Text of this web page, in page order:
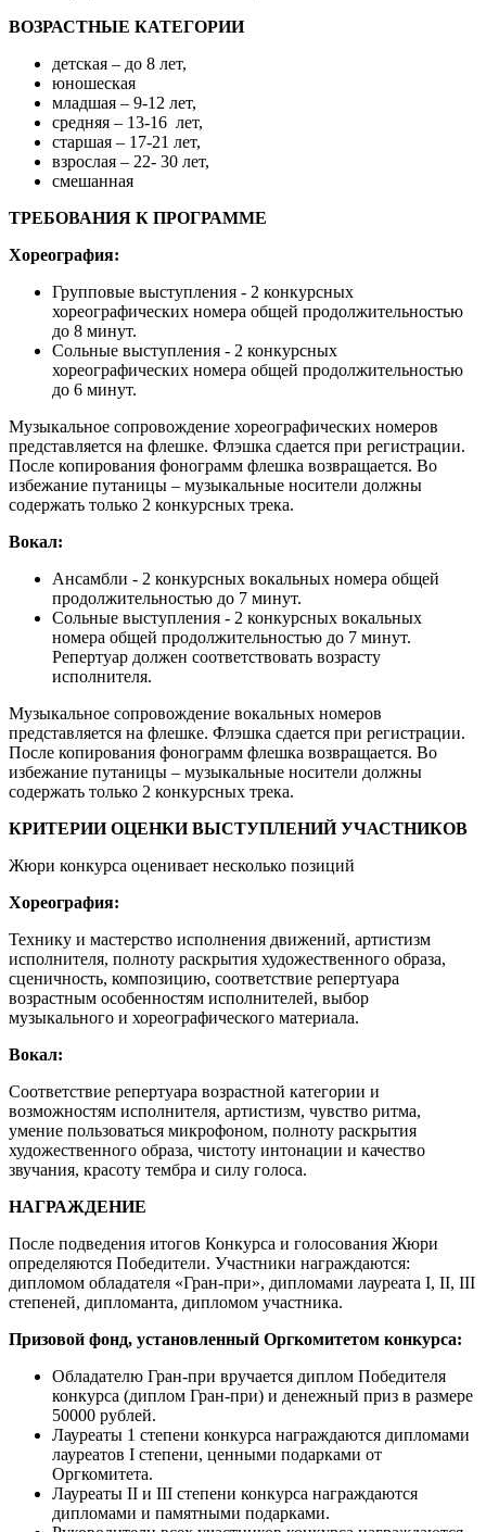
ВОЗРАСТНЫЕ КАТЕГОРИИ
детская – до 8 лет,
юношеская
младшая – 9-12 лет,
средняя – 13-16 лет,
старшая – 17-21 лет,
взрослая – 22- 30 лет,
смешанная
ТРЕБОВАНИЯ К ПРОГРАММЕ
Хореография:
Групповые выступления - 2 конкурсных
хореографических номера общей продолжительностью
до 8 минут.
Сольные выступления - 2 конкурсных
хореографических номера общей продолжительностью
до 6 минут.
Музыкальное сопровождение хореографических номеров
представляется на флешке. Флэшка сдается при регистрации.
После копирования фонограмм флешка возвращается. Во
избежание путаницы – музыкальные носители должны
содержать только 2 конкурсных трека.
Вокал:
Ансамбли - 2 конкурсных вокальных номера общей
продолжительностью до 7 минут.
Сольные выступления - 2 конкурсных вокальных
номера общей продолжительностью до 7 минут.
Репертуар должен соответствовать возрасту
исполнителя.
Музыкальное сопровождение вокальных номеров
представляется на флешке. Флэшка сдается при регистрации.
После копирования фонограмм флешка возвращается. Во
избежание путаницы – музыкальные носители должны
содержать только 2 конкурсных трека.
КРИТЕРИИ ОЦЕНКИ ВЫСТУПЛЕНИЙ УЧАСТНИКОВ
Жюри конкурса оценивает несколько позиций
Хореография:
Технику и мастерство исполнения движений, артистизм
исполнителя, полноту раскрытия художественного образа,
сценичность, композицию, соответствие репертуара
возрастным особенностям исполнителей, выбор
музыкального и хореографического материала.
Вокал:
Соответствие репертуара возрастной категории и
возможностям исполнителя, артистизм, чувство ритма,
умение пользоваться микрофоном, полноту раскрытия
художественного образа, чистоту интонации и качество
звучания, красоту тембра и силу голоса.
НАГРАЖДЕНИЕ
После подведения итогов Конкурса и голосования Жюри
определяются Победители. Участники награждаются:
дипломом обладателя «Гран-при», дипломами лауреата I, II, III
степеней, дипломанта, дипломом участника.
Призовой фонд, установленный Оргкомитетом конкурса:
Обладателю Гран-при вручается диплом Победителя
конкурса (диплом Гран-при) и денежный приз в размере
50000 рублей.
Лауреаты 1 степени конкурса награждаются дипломами
лауреатов I степени, ценными подарками от
Оргкомитета.
Лауреаты II и III степени конкурса награждаются
дипломами и памятными подарками.